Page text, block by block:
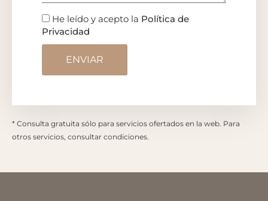
He leído y acepto la Política de
Privacidad
* Consulta gratuita sólo para servicios ofertados en la web. Para
otros servicios, consultar condiciones.